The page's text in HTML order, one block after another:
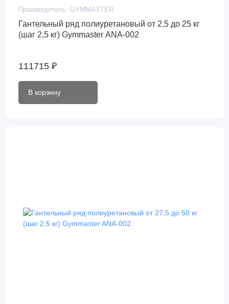
Производитель: GYMMASTER
Гантельный ряд полиуретановый от 2,5 до 25 кг
(шаг 2,5 кг) Gymmaster ANA-002
111715 ₽
В корзину